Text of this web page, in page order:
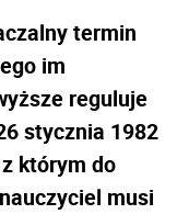
termin
im
reguluje
stycznia 1982
którym do
musi